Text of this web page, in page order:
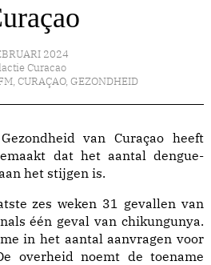
2024
Curacao
, CURAÇAO, GEZONDHEID
van Curaçao heeft
dat het aantal dengue-
het stijgen is.
zes weken 31 gevallen van
één geval van chikungunya.
in het aantal aanvragen voor
overheid noemt de toename